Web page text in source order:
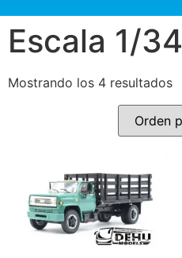
Escala 1/34
Mostrando los 4 resultados